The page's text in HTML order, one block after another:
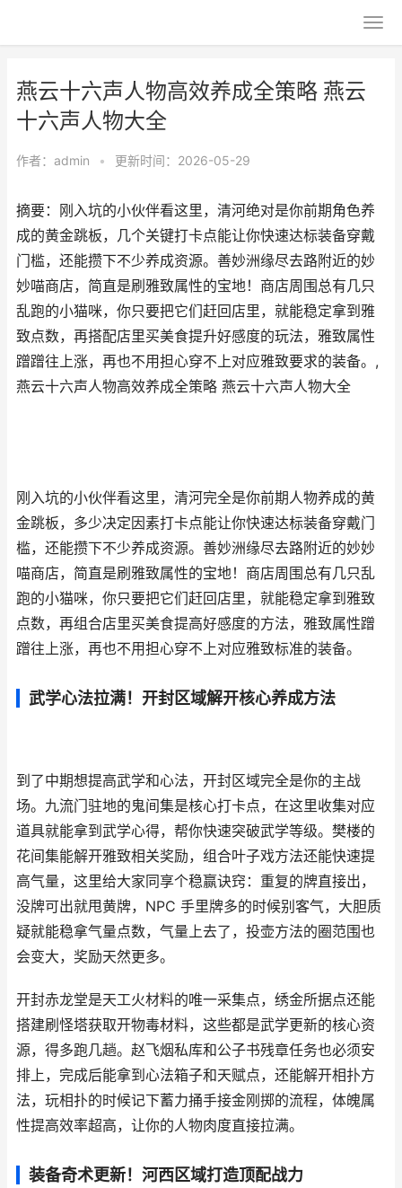
燕云十六声人物高效养成全策略 燕云
十六声人物大全
作者： admin • 更新时间：2026-05-29
摘要：刚入坑的小伙伴看这里，清河绝对是你前期角色养
成的黄金跳板，几个关键打卡点能让你快速达标装备穿戴
门槛，还能攒下不少养成资源。善妙洲缘尽去路附近的妙
妙喵商店，简直是刷雅致属性的宝地！商店周围总有几只
乱跑的小猫咪，你只要把它们赶回店里，就能稳定拿到雅
致点数，再搭配店里买美食提升好感度的玩法，雅致属性
蹭蹭往上涨，再也不用担心穿不上对应雅致要求的装备。,
燕云十六声人物高效养成全策略 燕云十六声人物大全
刚入坑的小伙伴看这里，清河完全是你前期人物养成的黄
金跳板，多少决定因素打卡点能让你快速达标装备穿戴门
槛，还能攒下不少养成资源。善妙洲缘尽去路附近的妙妙
喵商店，简直是刷雅致属性的宝地！商店周围总有几只乱
跑的小猫咪，你只要把它们赶回店里，就能稳定拿到雅致
点数，再组合店里买美食提高好感度的方法，雅致属性蹭
蹭往上涨，再也不用担心穿不上对应雅致标准的装备。
武学心法拉满！开封区域解开核心养成方法
到了中期想提高武学和心法，开封区域完全是你的主战
场。九流门驻地的鬼间集是核心打卡点，在这里收集对应
道具就能拿到武学心得，帮你快速突破武学等级。樊楼的
花间集能解开雅致相关奖励，组合叶子戏方法还能快速提
高气量，这里给大家同享个稳赢诀窍：重复的牌直接出，
没牌可出就甩黄牌，NPC 手里牌多的时候别客气，大胆质
疑就能稳拿气量点数，气量上去了，投壶方法的圈范围也
会变大，奖励天然更多。
开封赤龙堂是天工火材料的唯一采集点，绣金所据点还能
搭建刷怪塔获取开物毒材料，这些都是武学更新的核心资
源，得多跑几趟。赵飞烟私库和公子书残章任务也必须安
排上，完成后能拿到心法箱子和天赋点，还能解开相扑方
法，玩相扑的时候记下蓄力捅手接金刚掷的流程，体魄属
性提高效率超高，让你的人物肉度直接拉满。
装备奇术更新！河西区域打造顶配战力